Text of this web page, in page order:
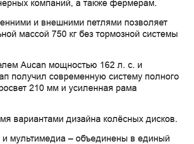
компаний, а также фермерам.
и внешними петлями позволяет
массой 750 кг без тормозной системы
Aucan мощностью 162 л. с. и
получил современную систему полного
210 мм и усиленная рама
вариантами дизайна колёсных дисков.
и мультимедиа – объединены в единый